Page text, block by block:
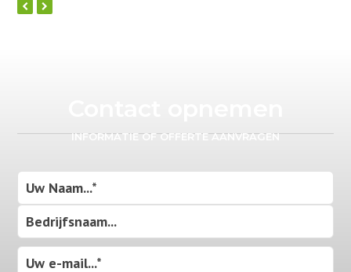
previous
INFORMATIE OF OFFERTE AANVRAGEN